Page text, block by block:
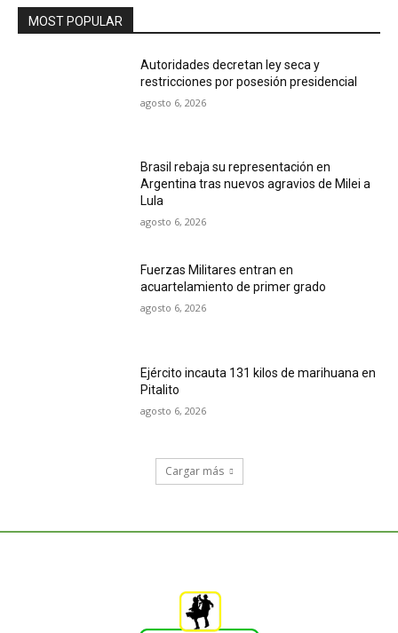
MOST POPULAR
Autoridades decretan ley seca y
restricciones por posesión presidencial
agosto 6, 2026
Brasil rebaja su representación en
Argentina tras nuevos agravios de Milei a
Lula
agosto 6, 2026
Fuerzas Militares entran en
acuartelamiento de primer grado
agosto 6, 2026
Ejército incauta 131 kilos de marihuana en
Pitalito
agosto 6, 2026
Cargar más